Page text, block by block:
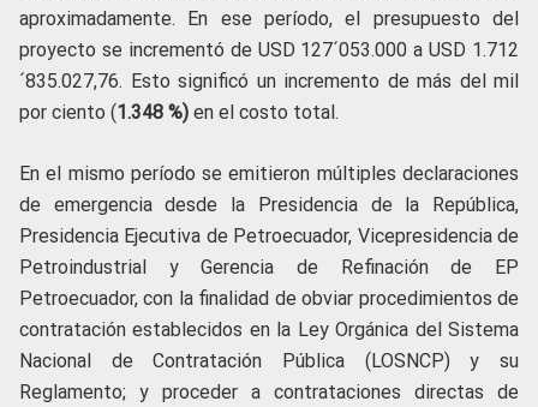
aproximadamente. En ese período, el presupuesto del
proyecto se incrementó de USD 127´053.000 a USD 1.712
´835.027,76. Esto significó un incremento de más del mil
por ciento (1.348 %) en el costo total.
En el mismo período se emitieron múltiples declaraciones
de emergencia desde la Presidencia de la República,
Presidencia Ejecutiva de Petroecuador, Vicepresidencia de
Petroindustrial y Gerencia de Refinación de EP
Petroecuador, con la finalidad de obviar procedimientos de
contratación establecidos en la Ley Orgánica del Sistema
Nacional de Contratación Pública (LOSNCP) y su
Reglamento; y proceder a contrataciones directas de